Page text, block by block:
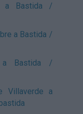
a Bastida /
a Bastida /
Bastida /
Villaverde a